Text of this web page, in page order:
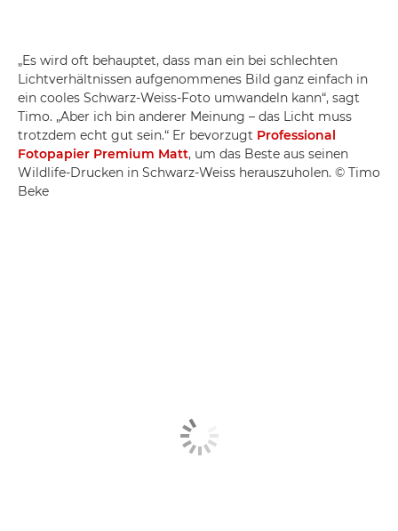
„Es wird oft behauptet, dass man ein bei schlechten
Lichtverhältnissen aufgenommenes Bild ganz einfach in
ein cooles Schwarz-Weiss-Foto umwandeln kann“, sagt
Timo. „Aber ich bin anderer Meinung – das Licht muss
trotzdem echt gut sein.“ Er bevorzugt Professional
Fotopapier Premium Matt, um das Beste aus seinen
Wildlife-Drucken in Schwarz-Weiss herauszuholen. © Timo
Beke